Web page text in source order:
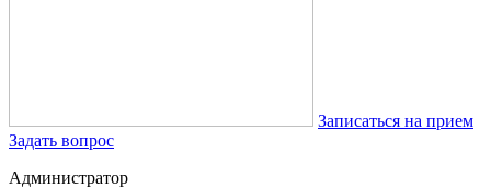
Записаться на прием
Задать вопрос
Администратор